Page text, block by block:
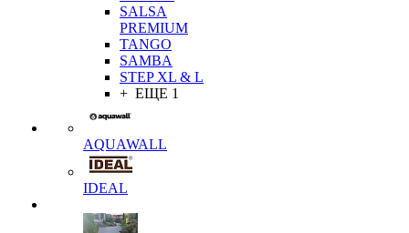
SALSA
PREMIUM
TANGO
SAMBA
STEP XL & L
+ ЕЩЕ 1
AQUAWALL
IDEAL